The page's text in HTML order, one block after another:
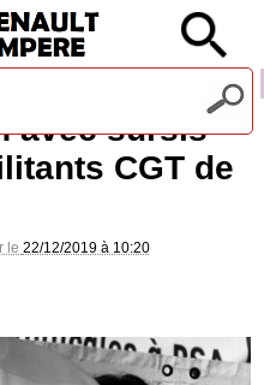
avec sursis
CGT de
le 22/12/2019 à 10:20